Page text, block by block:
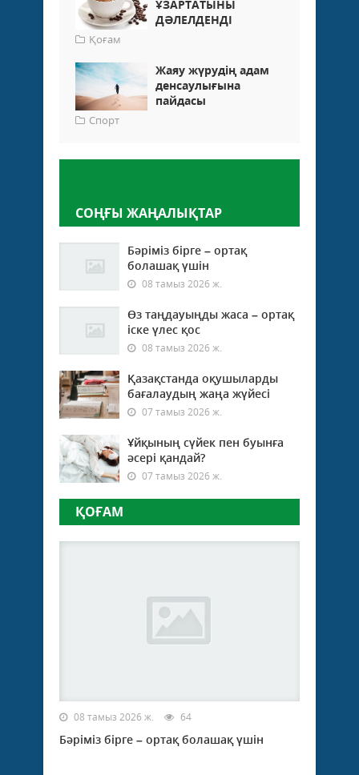
ҰЗАРТАТЫНЫ
ДӘЛЕЛДЕНДІ
Қоғам
Жаяу жүрудің адам
денсаулығына
пайдасы
Спорт
СОҢҒЫ ЖАҢАЛЫҚТАР
Бәріміз бірге – ортақ
болашақ үшін
08 тамыз 2026 ж.
Өз таңдауыңды жаса – ортақ
іске үлес қос
08 тамыз 2026 ж.
Қазақстанда оқушыларды
бағалаудың жаңа жүйесі
07 тамыз 2026 ж.
Ұйқының сүйек пен буынға
әсері қандай?
07 тамыз 2026 ж.
ҚОҒАМ
08 тамыз 2026 ж. 64
Бәріміз бірге – ортақ болашақ үшін